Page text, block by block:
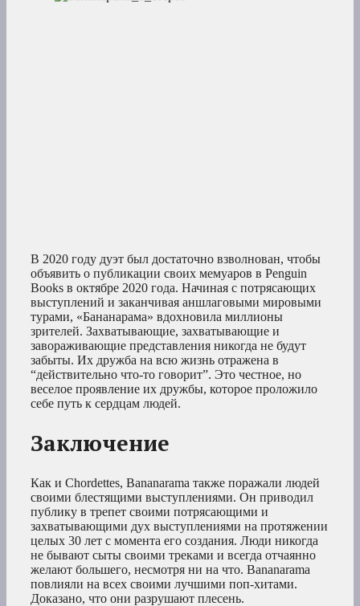
В 2020 году дуэт был достаточно взволнован, чтобы
объявить о публикации своих мемуаров в Penguin
Books в октябре 2020 года. Начиная с потрясающих
выступлений и заканчивая аншлаговыми мировыми
турами, «Бананарама» вдохновила миллионы
зрителей. Захватывающие, захватывающие и
завораживающие представления никогда не будут
забыты. Их дружба на всю жизнь отражена в
“действительно что-то говорит”. Это честное, но
веселое проявление их дружбы, которое проложило
себе путь к сердцам людей.
Заключение
Как и Chordettes, Bananarama также поражали людей
своими блестящими выступлениями. Он приводил
публику в трепет своими потрясающими и
захватывающими дух выступлениями на протяжении
целых 30 лет с момента его создания. Люди никогда
не бывают сыты своими треками и всегда отчаянно
желают большего, несмотря ни на что. Bananarama
повлияли на всех своими лучшими поп-хитами.
Доказано, что они разрушают плесень.